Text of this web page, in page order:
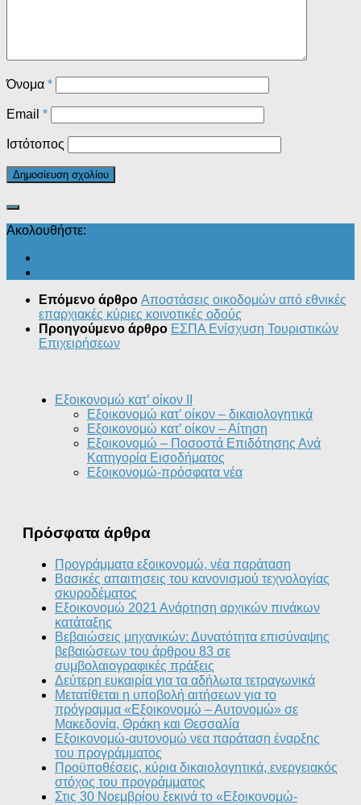
Όνομα *
Email *
Ιστότοπος
Ακολουθήστε:
Επόμενο άρθρο Aποστάσεις οικοδομών από εθνικές
επαρχιακές κύριες κοινοτικές οδούς
Προηγούμενο άρθρο ΕΣΠΑ Ενίσχυση Τουριστικών
Επιχειρήσεων
Εξοικονομώ κατ’ οίκον II
Εξοικονομώ κατ’ οίκον – δικαιολογητικά
Εξοικονομώ κατ’ οίκον – Αίτηση
Εξοικονομώ – Ποσοστά Επιδότησης Ανά
Κατηγορία Εισοδήματος
Εξοικονομώ-πρόσφατα νέα
Πρόσφατα άρθρα
Προγράμματα εξοικονομώ, νέα παράταση
Βασικές απαιτησεις του κανονισμού τεχνολογίας
σκυροδέματος
Εξοικονομώ 2021 Ανάρτηση αρχικών πινάκων
κατάταξης
Βεβαιώσεις μηχανικών: Δυνατότητα επισύναψης
βεβαιώσεων του άρθρου 83 σε
συμβολαιογραφικές πράξεις
Δεύτερη ευκαιρία για τα αδήλωτα τετραγωνικά
Μετατίθεται η υποβολή αιτήσεων για το
πρόγραμμα «Εξοικονομώ – Αυτονομώ» σε
Μακεδονία, Θράκη και Θεσσαλία
Εξοικονομώ-αυτονομώ νεα παράταση έναρξης
του προγράμματος
Προϋποθέσεις, κύρια δικαιολογητικά, ενεργειακός
στόχος του προγράμματος
Στις 30 Νοεμβρίου ξεκινά το «Εξοικονομώ-